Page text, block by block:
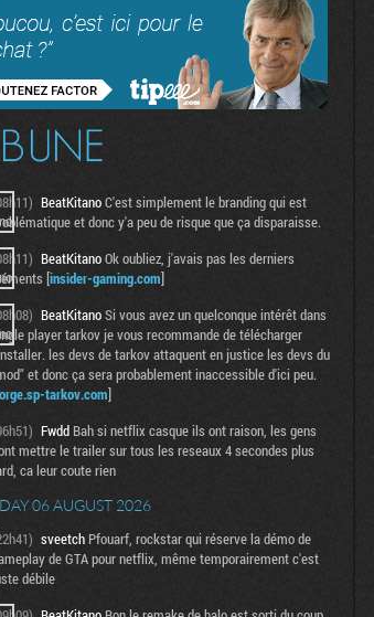
BeatKitanoC'est simplement le branding qui est
et donc y'a peu de risque que ça disparaisse.
BeatKitanoOk oubliez, j'avais pas les derniers
[insider-gaming.com]
BeatKitanoSi vous avez un quelconque intérêt dans
player tarkov je vous recommande de télécharger
les devs de tarkov attaquent en justice les devs du
et donc ça sera probablement inaccessible d'ici peu.
tarkov.com]
Fwdd Bah si netflix casque ils ont raison, les gens
mettre le trailer sur tous les reseaux 4 secondes plus
ca leur coute rien
06 AUGUST 2026
sveetch Pfouarf, rockstar qui réserve la démo de
de GTA pour netflix, même temporairement c'est
débile